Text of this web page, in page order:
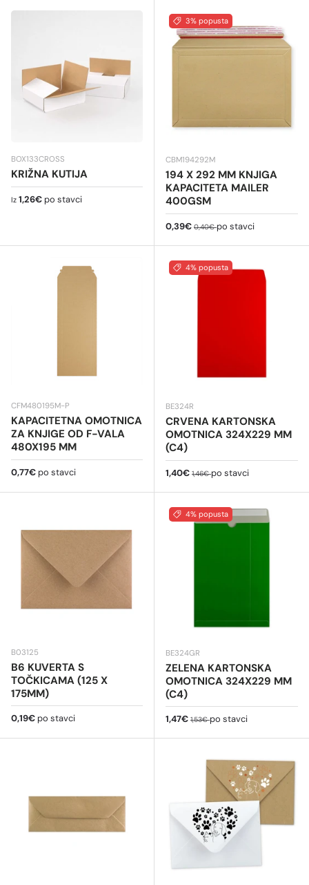
BOX133CROSS
KRIŽNA KUTIJA
Redovna cijena
Iz 1,26€ po stavci
3% popusta
CBM194292M
194 X 292 MM KNJIGA
KAPACITETA MAILER
400GSM
Cijena na sniženju
0,39€ Redovna cijena
0,40€po stavci
CFM480195M-P
KAPACITETNA OMOTNICA
ZA KNJIGE OD F-VALA
480X195 MM
Redovna cijena
0,77€ po stavci
4% popusta
BE324R
CRVENA KARTONSKA
OMOTNICA 324X229 MM
(C4)
Cijena na sniženju
1,40€ Redovna cijena
1,46€po stavci
B03125
B6 KUVERTA S
TOČKICAMA (125 X
175MM)
Redovna cijena
0,19€ po stavci
4% popusta
BE324GR
ZELENA KARTONSKA
OMOTNICA 324X229 MM
(C4)
Cijena na sniženju
1,47€ Redovna cijena
1,53€po stavci